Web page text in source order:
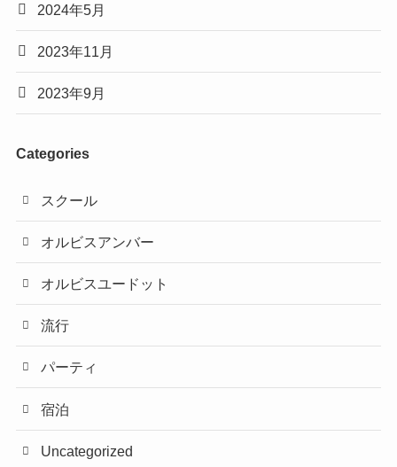
2024年5月
2023年11月
2023年9月
Categories
スクール
オルビスアンバー
オルビスユードット
流行
パーティ
宿泊
Uncategorized